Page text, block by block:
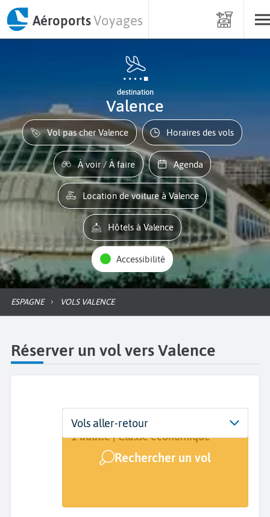
AéroportsVoyages
destination
Valence
Vol pas cher Valence Horaires des vols
À voir / À faire Agenda
Location de voiture à Valence
Hôtels à Valence
Accessibilité
ESPAGNE VOLS VALENCE
Réserver un vol vers Valence
Départ
De...
Dates
Dates de votre voyage
Voyageurs | Classe
1 adulte | Classe économique
Rechercher un vol
Vols aller-retour